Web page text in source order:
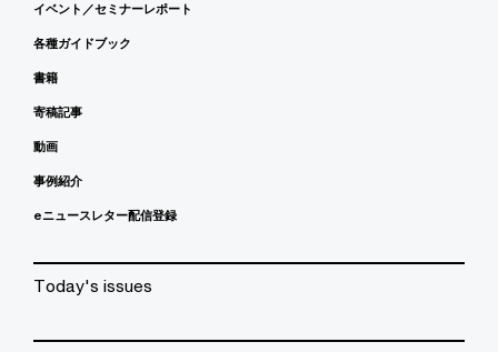
イベント／セミナーレポート
各種ガイドブック
書籍
寄稿記事
動画
事例紹介
eニュースレター配信登録
Today's issues